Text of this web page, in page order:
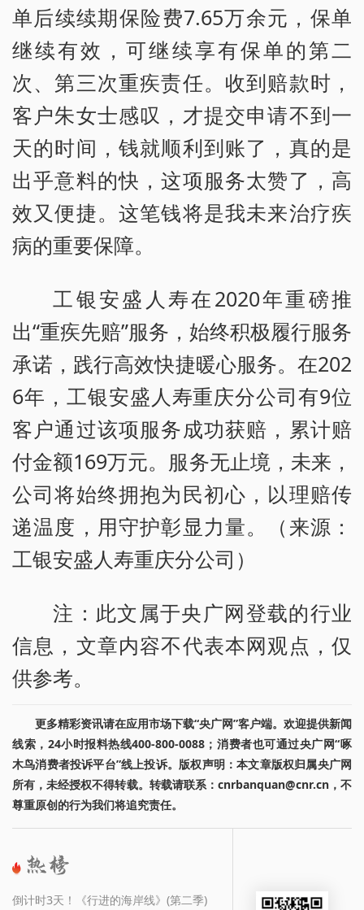
单后续续期保险费7.65万余元，保单
继续有效，可继续享有保单的第二
次、第三次重疾责任。收到赔款时，
客户朱女士感叹，才提交申请不到一
天的时间，钱就顺利到账了，真的是
出乎意料的快，这项服务太赞了，高
效又便捷。这笔钱将是我未来治疗疾
病的重要保障。
工银安盛人寿在2020年重磅推
出“重疾先赔”服务，始终积极履行服务
承诺，践行高效快捷暖心服务。在202
6年，工银安盛人寿重庆分公司有9位
客户通过该项服务成功获赔，累计赔
付金额169万元。服务无止境，未来，
公司将始终拥抱为民初心，以理赔传
递温度，用守护彰显力量。（来源：
工银安盛人寿重庆分公司）
注：此文属于央广网登载的行业
信息，文章内容不代表本网观点，仅
供参考。
更多精彩资讯请在应用市场下载“央广网”客户端。欢迎提供新闻
线索，24小时报料热线400-800-0088；消费者也可通过央广网“啄
木鸟消费者投诉平台”线上投诉。版权声明：本文章版权归属央广网
所有，未经授权不得转载。转载请联系：cnrbanquan@cnr.cn，不
尊重原创的行为我们将追究责任。
倒计时3天！《行进的海岸线》(第二季)